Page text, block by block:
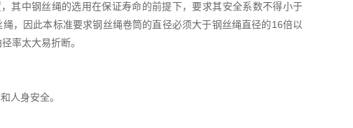
其中钢丝绳的选用在保证寿命的前提下，要求其安全系数不得小于
，因此本标准要求钢丝绳卷筒的直径必须大于钢丝绳直径的16倍以
率太大易折断。
人身安全。